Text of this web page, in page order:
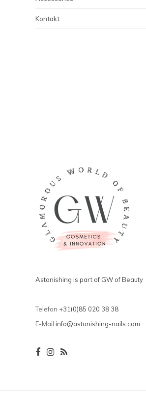
Kontakt
Astonishing is part of GW of Beauty
Telefon +31(0)85 020 38 38
E-Mail info@astonishing-nails.com